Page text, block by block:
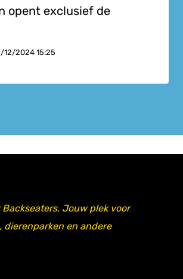
opent exclusief de
12/2024 15:25
Jouw plek voor
dierenparken en andere